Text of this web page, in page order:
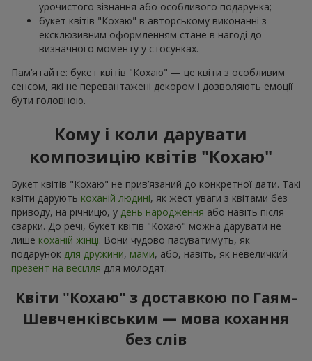
урочистого зізнання або особливого подарунка;
букет квітів "Кохаю" в авторському виконанні з
ексклюзивним оформленням стане в нагоді до
визначного моменту у стосунках.
Пам’ятайте: букет квітів "Кохаю" — це квіти з особливим
сенсом, які не перевантажені декором і дозволяють емоції
бути головною.
Кому і коли дарувати
композицію квітів "Кохаю"
Букет квітів "Кохаю" не прив’язаний до конкретної дати. Такі
квіти дарують коханій людині, як жест уваги з квітами без
приводу, на річницю, у день народження або навіть після
сварки. До речі, букет квітів "Кохаю" можна дарувати не
лише коханій жінці. Вони чудово пасуватимуть, як
подарунок для дружини, мами, або, навіть, як невеличкий
презент на весілля для молодят.
Квіти "Кохаю" з доставкою по Гаям-
Шевченківським — мова кохання
без слів